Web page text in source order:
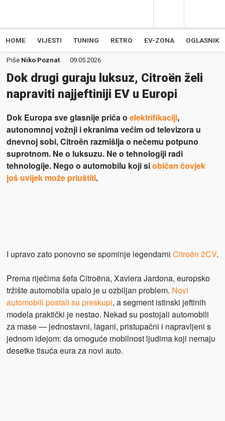
HOME VIJESTI TUNING RETRO EV-ZONA OGLASNIK
Piše Niko Poznat 09.05.2026
Dok drugi guraju luksuz, Citroën želi
napraviti najjeftiniji EV u Europi
Dok Europa sve glasnije priča o elektrifikaciji,
autonomnoj vožnji i ekranima većim od televizora u
dnevnoj sobi, Citroën razmišlja o nečemu potpuno
suprotnom. Ne o luksuzu. Ne o tehnologiji radi
tehnologije. Nego o automobilu koji siobičan čovjek
još uvijek može priuštiti.
I upravo zato ponovno se spominje legendarni Citroën 2CV.
Prema riječima šefa Citroëna, Xaviera Jardona, europsko
tržište automobila upalo je u ozbiljan problem. Novi
automobili postali su preskupi, a segment istinski jeftinih
modela praktički je nestao. Nekad su postojali automobili
za mase — jednostavni, lagani, pristupačni i napravljeni s
jednom idejom: da omoguće mobilnost ljudima koji nemaju
desetke tisuća eura za novi auto.